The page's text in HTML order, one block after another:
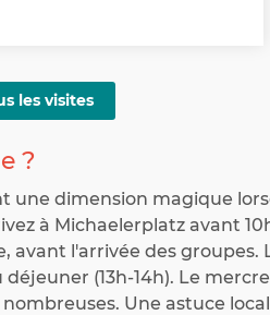
les visites
?
une dimension magique
à Michaelerplatz avant
avant l'arrivée des groupes.
(13h-14h). Le
Une astuce